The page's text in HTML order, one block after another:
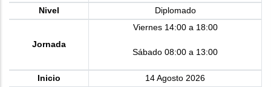
Nivel
Diplomado
Jornada
Viernes 14:00 a 18:00​
Sábado 08:00 a 13:00​
Inicio
14 Agosto 2026